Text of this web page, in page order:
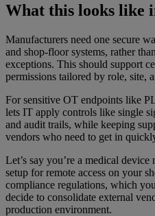
What this looks like
Manufacturers need one secure
and shop-floor systems, rather
exceptions. This should support
permissions tailored by role, site,
For sensitive OT endpoints like
lets IT apply controls like single
and audit trails, while keeping
vendors who need to get in
Let’s say you’re a medical
setup for remote access on your
compliance regulations, which
decide to consolidate external
production environment.